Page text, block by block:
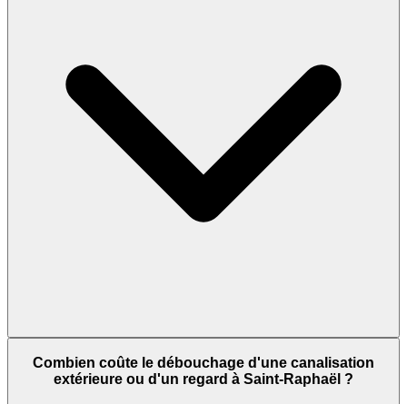
Combien coûte le débouchage d'une canalisation
extérieure ou d'un regard à Saint-Raphaël ?